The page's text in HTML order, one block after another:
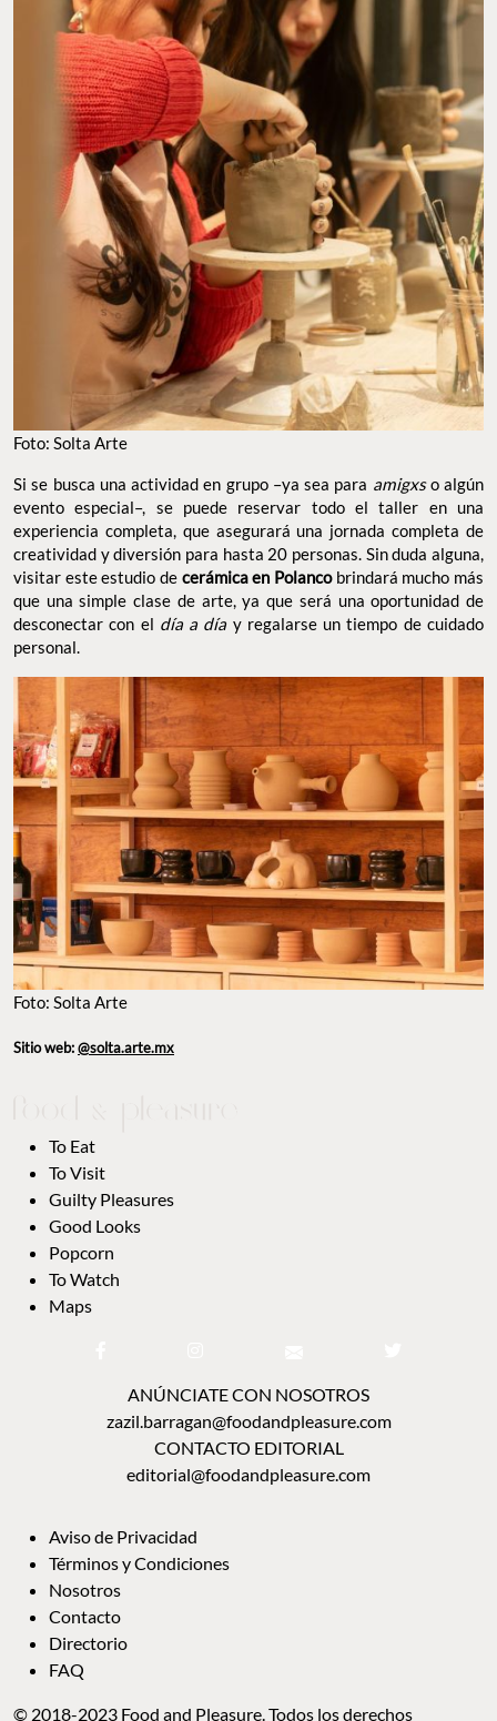
Foto: Solta Arte
Si se busca una actividad en grupo –ya sea para amigxso algún
evento especial–, se puede reservar todo el taller en una
experiencia completa, que asegurará una jornada completa de
creatividad y diversión para hasta 20 personas. Sin duda alguna,
visitar este estudio de cerámica en Polanco brindará mucho más
que una simple clase de arte, ya que será una oportunidad de
desconectar con el día a día y regalarse un tiempo de cuidado
personal.
Foto: Solta Arte
Sitio web:@solta.arte.mx
To Eat
To Visit
Guilty Pleasures
Good Looks
Popcorn
To Watch
Maps
ANÚNCIATE CON NOSOTROS
zazil.barragan@foodandpleasure.com
CONTACTO EDITORIAL
editorial@foodandpleasure.com
Aviso de Privacidad
Términos y Condiciones
Nosotros
Contacto
Directorio
FAQ
© 2018-2023 Food and Pleasure. Todos los derechos